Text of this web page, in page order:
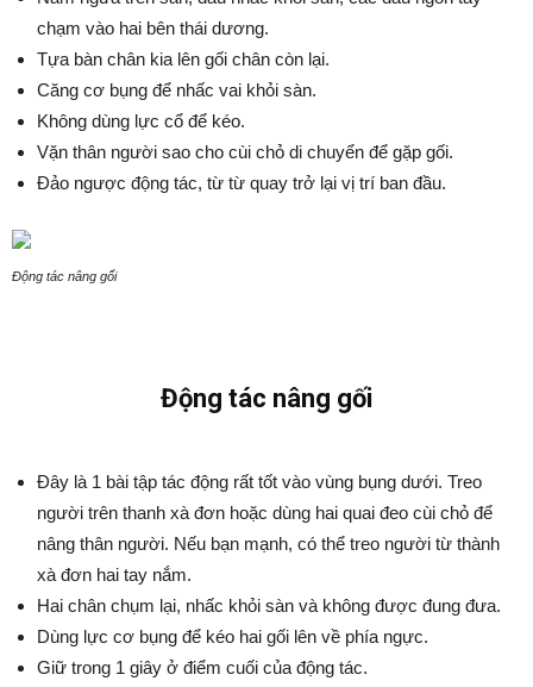
chạm vào hai bên thái dương.
Tựa bàn chân kia lên gối chân còn lại.
Căng cơ bụng để nhấc vai khỏi sàn.
Không dùng lực cổ để kéo.
Vặn thân người sao cho cùi chỏ di chuyển để gặp gối.
Đảo ngược động tác, từ từ quay trở lại vị trí ban đầu.
Động tác nâng gối
Động tác nâng gối
Đây là 1 bài tập tác động rất tốt vào vùng bụng dưới. Treo
người trên thanh xà đơn hoặc dùng hai quai đeo cùi chỏ để
nâng thân người. Nếu bạn mạnh, có thể treo người từ thành
xà đơn hai tay nắm.
Hai chân chụm lại, nhấc khỏi sàn và không được đung đưa.
Dùng lực cơ bụng để kéo hai gối lên về phía ngực.
Giữ trong 1 giây ở điểm cuối của động tác.